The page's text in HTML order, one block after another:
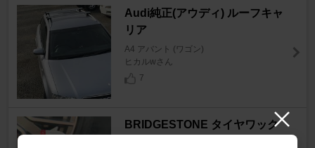
Audi純正(アウディ) ルーフキャ
リア
A4 アバント (ワゴン)
ヒカルwさん
7
BRIDGESTONE タイヤワック